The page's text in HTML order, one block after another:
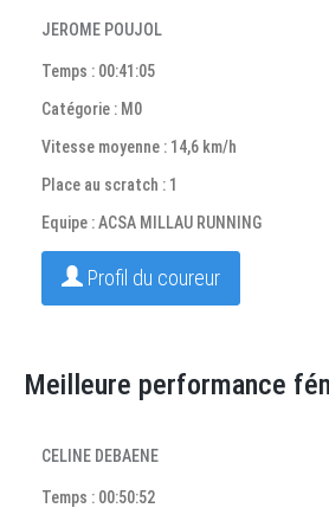
JEROME POUJOL
Temps : 00:41:05
Catégorie : M0
Vitesse moyenne : 14,6 km/h
Place au scratch : 1
Equipe : ACSA MILLAU RUNNING
Profil du coureur
Meilleure performance
CELINE DEBAENE
Temps : 00:50:52